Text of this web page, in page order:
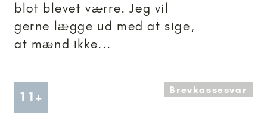
blot blevet værre. Jeg vil
gerne lægge ud med at sige,
at mænd ikke...
11+ Artikler anbefalet til 11+Brevkassesvar